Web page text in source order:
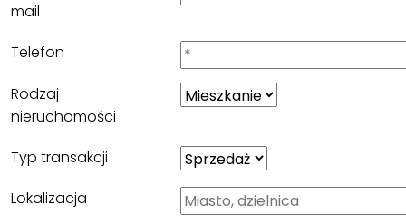
mail
Telefon
Rodzaj
nieruchomości
Typ transakcji
Lokalizacja